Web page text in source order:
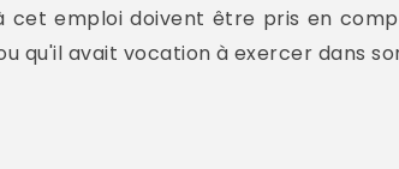
cet emploi doivent être pris en
qu'il avait vocation à exercer dans